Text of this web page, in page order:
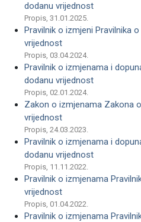
dodanu vrijednost
Propis, 31.01.2025.
Pravilnik o izmjeni Pravilnika
vrijednost
Propis, 03.04.2024.
Pravilnik o izmjenama i
dodanu vrijednost
Propis, 02.01.2024.
Zakon o izmjenama Zakona
vrijednost
Propis, 24.03.2023.
Pravilnik o izmjenama i
dodanu vrijednost
Propis, 11.11.2022.
Pravilnik o izmjenama
vrijednost
Propis, 01.04.2022.
Pravilnik o izmjenama